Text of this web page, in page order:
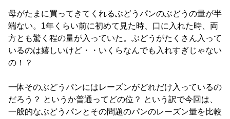
母がたまに買ってきてくれるぶどうパンのぶどうの量が半
端ない。1年くらい前に初めて見た時、口に入れた時、両
方とも驚く程の量が入っていた。ぶどうがたくさん入って
いるのは嬉しいけど・・いくらなんでも入れすぎじゃない
の！？
一体そのぶどうパンにはレーズンがどれだけ入っているの
だろう？ というか普通ってどの位？ という訳で今回は、
一般的なぶどうパンとその問題のパンのレーズン量を比較